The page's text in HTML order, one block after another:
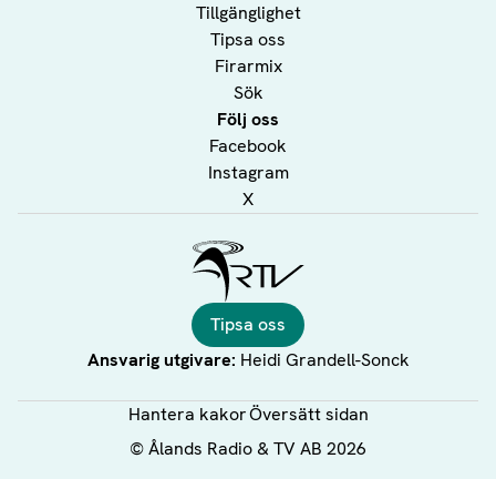
Tillgänglighet
Tipsa oss
Firarmix
Sök
Följ oss
Facebook
Instagram
X
Tipsa oss
Ansvarig utgivare: Heidi Grandell-Sonck
Hantera kakorÖversätt sidan
©Ålands Radio & TV AB 2026